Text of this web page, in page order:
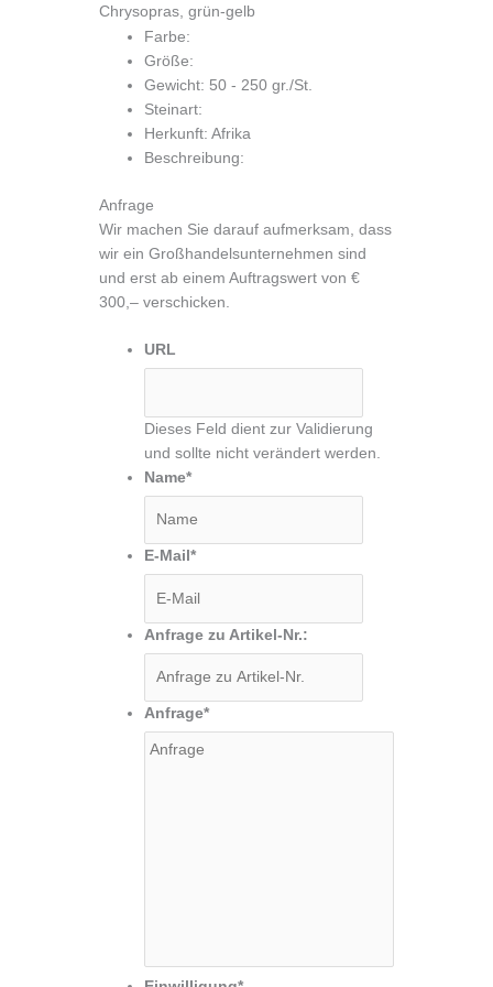
Chrysopras, grün-gelb
Farbe:
Größe:
Gewicht: 50 - 250 gr./St.
Steinart:
Herkunft: Afrika
Beschreibung:
Anfrage
Wir machen Sie darauf aufmerksam, dass
wir ein Großhandelsunternehmen sind
und erst ab einem Auftragswert von €
300,– verschicken.
URL
Dieses Feld dient zur Validierung
und sollte nicht verändert werden.
Name*
E-Mail *
Anfrage zu Artikel-Nr.:
Anfrage*